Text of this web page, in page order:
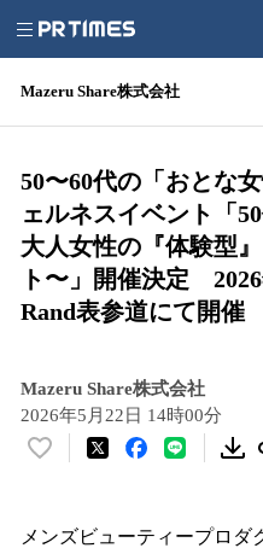
Mazeru Share株式会社
50〜60代の「おとな
ェルネスイベント「
大人女性の『体験型
ト〜」開催決定 2026
Rand表参道にて開催
Mazeru Share株式会社
2026年5月22日 14時00分
い
！
メンズビューティープロダ